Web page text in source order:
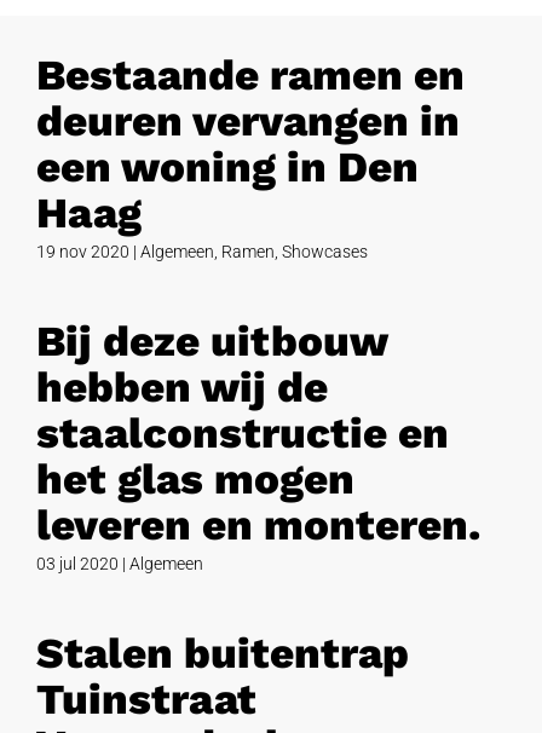
Bestaande ramen en
deuren vervangen in
een woning in Den
Haag
19 nov 2020 | Algemeen Ramen Showcases
Bij deze uitbouw
hebben wij de
staalconstructie en
het glas mogen
leveren en monteren.
03 jul 2020 | Algemeen
Stalen buitentrap
Tuinstraat